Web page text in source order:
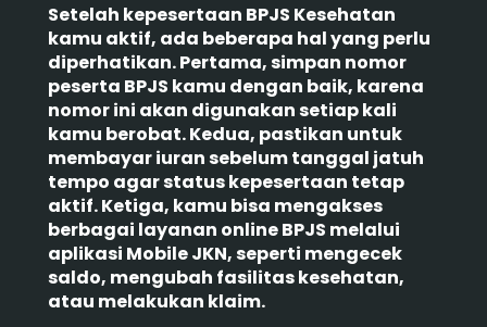
Setelah kepesertaan BPJS Kesehatan
kamu aktif, ada beberapa hal yang perlu
diperhatikan. Pertama, simpan nomor
peserta BPJS kamu dengan baik, karena
nomor ini akan digunakan setiap kali
kamu berobat. Kedua, pastikan untuk
membayar iuran sebelum tanggal jatuh
tempo agar status kepesertaan tetap
aktif. Ketiga, kamu bisa mengakses
berbagai layanan online BPJS melalui
aplikasi Mobile JKN, seperti mengecek
saldo, mengubah fasilitas kesehatan,
atau melakukan klaim.